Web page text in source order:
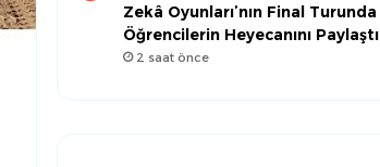
Zekâ Oyunları’nın Final Turunda
Öğrencilerin Heyecanını Paylaştı
2 saat önce